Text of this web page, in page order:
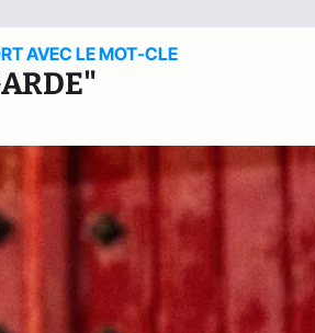
AVEC LE MOT-CLE